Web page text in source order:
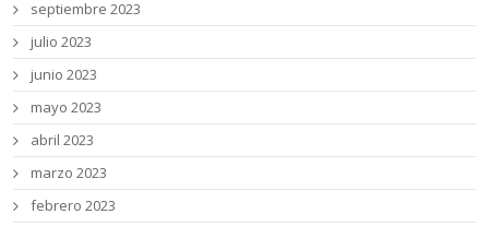
septiembre 2023
julio 2023
junio 2023
mayo 2023
abril 2023
marzo 2023
febrero 2023